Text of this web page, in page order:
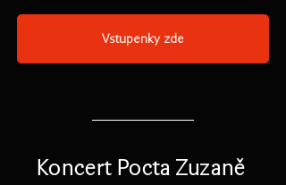
Vstupenky zde
Koncert Pocta Zuzaně